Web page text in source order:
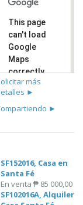
This page
can't load
Google
Maps
correctly.
Do you
own this
website?
más
►
►
SF152016, Casa en
Santa Fé
En venta ₱ 85 000,00
SF102016A, Alquiler